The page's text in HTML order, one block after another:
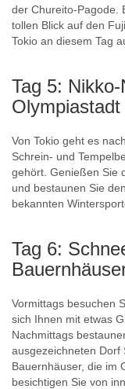
der Chureito-Pagode.
tollen Blick auf den
Tokio an diesem Tag
Tag 5:
Von Tokio geht es
Schrein- und
gehört. Genießen Sie
und bestaunen Sie
bekannten
Tag 6:
Vormittags besuchen
sich Ihnen mit etwas
Nachmittags
ausgezeichneten Dorf
Bauernhäuser, die im
besichtigen Sie von